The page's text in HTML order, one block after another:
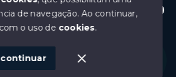
Estamos disponíveis para te ajudar.
- Reginaldo Polenta - CRECI 31.630
de navegação.Ao continuar,
o uso de cookies.